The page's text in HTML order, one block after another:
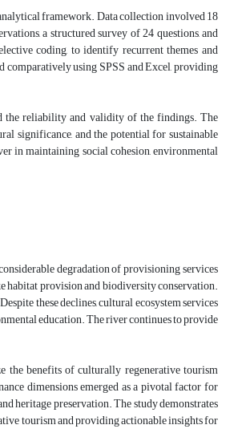
framework. Data collection involved 18
a structured survey of 24 questions, and
coding, to identify recurrent themes and
using SPSS and Excel, providing
the reliability and validity of the findings. The
significance, and the potential for sustainable
in maintaining social cohesion, environmental
degradation of provisioning services
habitat provision and biodiversity conservation.
these declines, cultural ecosystem services
education. The river continues to provide
the benefits of culturally regenerative tourism
dimensions emerged as a pivotal factor for
heritage preservation. The study demonstrates
tourism and providing actionable insights for